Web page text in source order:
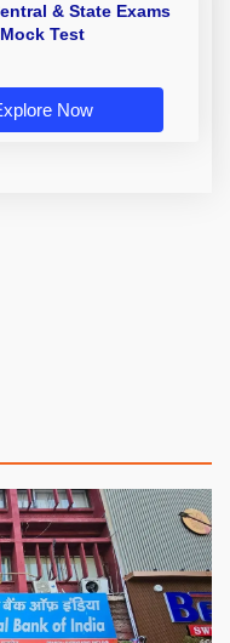
& State Exams
Mock Test
Now